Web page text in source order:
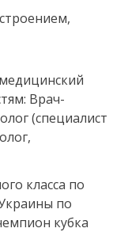
Врач-
(специалист
класса по
по
кубка